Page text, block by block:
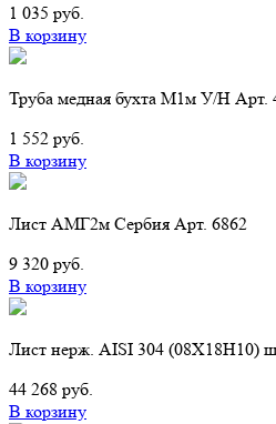
1 035 руб.
В корзину
Труба медная бухта М1м У/Н Арт.
1 552 руб.
В корзину
Лист АМГ2м Сербия Арт. 6862
9 320 руб.
В корзину
Лист нерж. AISI 304 (08Х18Н10)
44 268 руб.
В корзину